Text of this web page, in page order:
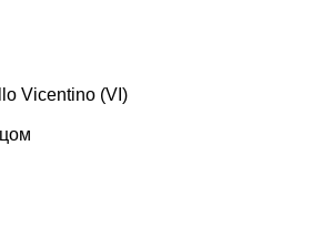
Vicentino (VI)